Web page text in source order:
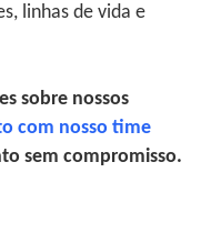
linhas de vida e
sobre nossos
com nosso time
sem compromisso.